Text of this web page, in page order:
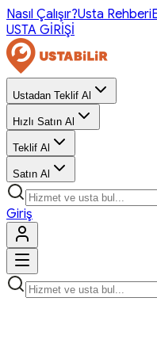
Nasıl Çalışır?Usta Rehberi
USTA GİRİŞİ
Ustadan Teklif Al
Hızlı Satın Al
Teklif Al
Satın Al
Giriş